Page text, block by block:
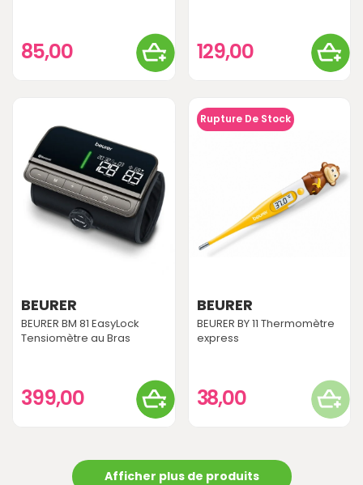
85,00 129,00
BEURER
BEURER BM 81 EasyLock
Tensiomètre au Bras
399,00
Rupture De Stock
BEURER
BEURER BY 11 Thermomètre
express
38,00
Afficher plus de produits